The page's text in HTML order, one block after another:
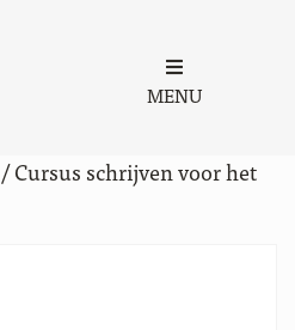
MENU
/ Cursus schrijven voor het